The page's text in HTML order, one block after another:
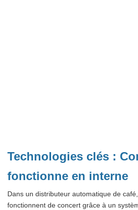
Technologies clés :
fonctionne en interne
Dans un distributeur automatique de
fonctionnent de concert grâce à un